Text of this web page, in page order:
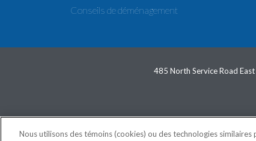
Conseils de déménagement
485 North Service Road
Nous utilisons des témoins (cookies) ou des technologies